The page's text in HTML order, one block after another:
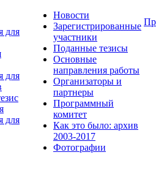
для
для
для
Новости
Зарегистрированные
участники
Поданные тезисы
Основные
направления работы
Организаторы и
партнеры
Программный
комитет
Как это было: архив
2003-2017
Фотографии